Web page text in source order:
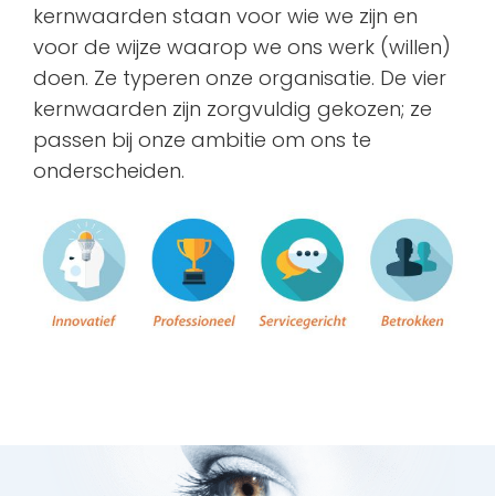
kernwaarden staan voor wie we zijn en
voor de wijze waarop we ons werk (willen)
doen. Ze typeren onze organisatie. De vier
kernwaarden zijn zorgvuldig gekozen; ze
passen bij onze ambitie om ons te
onderscheiden.